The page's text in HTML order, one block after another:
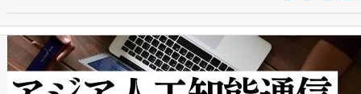
からシステム統合、試運転、
クルの各段階のデータを監視
[…]
では、反射率10％のターゲッ
で向上し、最大検知距離は
ットだけで最大1キロメート